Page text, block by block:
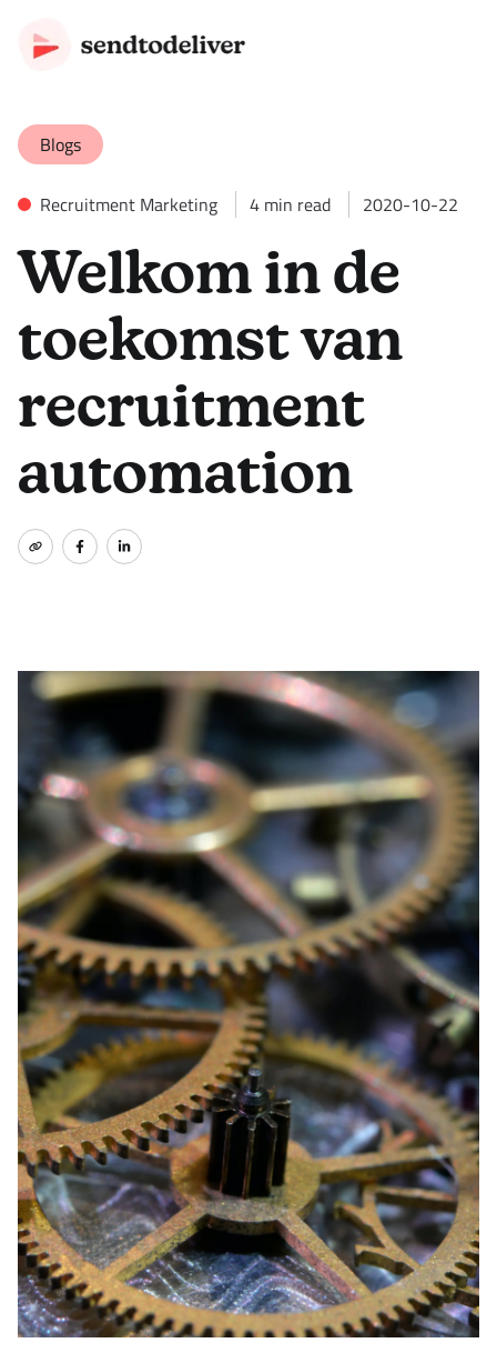
Blogs
Recruitment Marketing 4 min read 2020-10-22
Welkom in de
toekomst van
recruitment
automation